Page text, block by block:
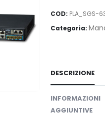
COD: PLA_SGS-
Categoria:
DESCRIZIONE
INFORMAZIONI
AGGIUNTIVE